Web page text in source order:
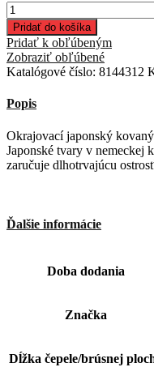
množstvo
Okrajovací
japonský
nôž
kovaný
Premier
Eurasia-
12cm
Pridať do košíka
Pridať k obľúbeným
Zobraziť obľúbené
Katalógové číslo: 8144312
Popis
Okrajovací japonský
Japonské tvary v nemeckej
zaručuje dlhotrvajúcu
Ďalšie informácie
Doba dodania
Značka
Dĺžka čepele/brúsnej